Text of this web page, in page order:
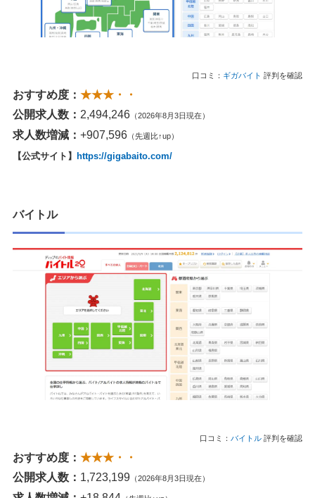
口コミ： ギガバイト 評判を確認
おすすめ度： ★★★・・
公開求人数： 2,494,246 （2026年8月3日現在）
求人数増減： +907,596 （先週比↑up）
【公式サイト】 https://gigabaito.com/
バイトル
口コミ： バイトル 評判を確認
おすすめ度： ★★★・・
公開求人数： 1,723,199 （2026年8月3日現在）